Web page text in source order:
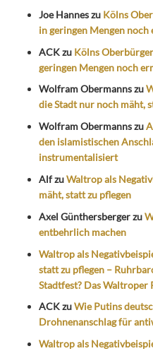
Joe Hanneszu Kölns
in geringen Mengen noch
ACKzu Kölns
geringen Mengen noch
Wolfram Obermannszu
die Stadt nur noch mäht,
Wolfram Obermannszu
den islamistischen
instrumentalisiert
AlfzuWaltrop als
mäht, statt zu pflegen
Axel Günthersbergerzu
entbehrlich machen
Waltrop als
statt zu pflegen –
Stadtfest? Das Waltroper
ACKzuWie Putins
Drohnenanschlag für
Waltrop als